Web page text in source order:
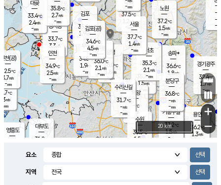
의도
℃
m/s
mm
영흥도
과천
35.7℃
1.5m/s
- mm
용인
36.2℃
1.3m/s
경기광주
32.4℃
1.7m/s
-mm
대부도
31.8
경서동
33.7℃
3.3 m/s
-mm
대곶
33.4℃
2.4m/s
-mm
-
-m/
-
의왕
- ℃
m/s
mm
김포
35.6℃
1.9 m/s
mm
광명
36.0
℃
1.8 m/s
-mm
부천
34.8℃
1.9m/s
-mm
35.8℃
2.7m/s
-mm
구로
36.0℃
2.1 m/s
-mm
은평
37.5℃
1.2 m/s
- mm
노원
37.2℃
1.5m/s
-mm
송파*
36.6℃
1.8m/s
-mm
서초
35.3℃
2.1 m/s
-mm
기흥구갈
37.2℃
1.5m/s
-
수리산길
31.7℃
-m/s
-mm
분당구
36.8℃
-m/s
-mm
-mm
인천(공)
32.5℃
3.7m/s
-mm
김포(공)
34.6℃
4.5m/s
-mm
수원
35.5℃
1.5 m/s
인천
34.9℃
2.5m/s
-mm
서울
37.7℃
1.4m/s
-mm
+
−
20 km
요소
지역